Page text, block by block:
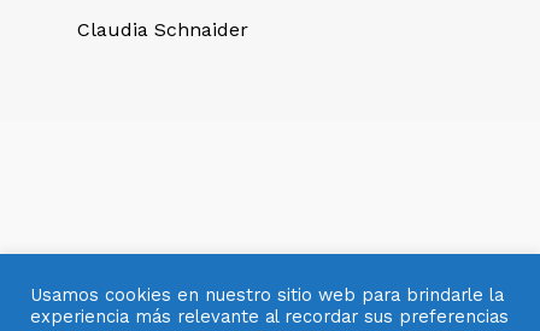
Claudia Schnaider
Usamos cookies en nuestro sitio web para brindarle la
experiencia más relevante al recordar sus preferencias